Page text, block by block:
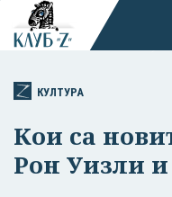
КУЛТУРА
Кои са
Рон Уизли